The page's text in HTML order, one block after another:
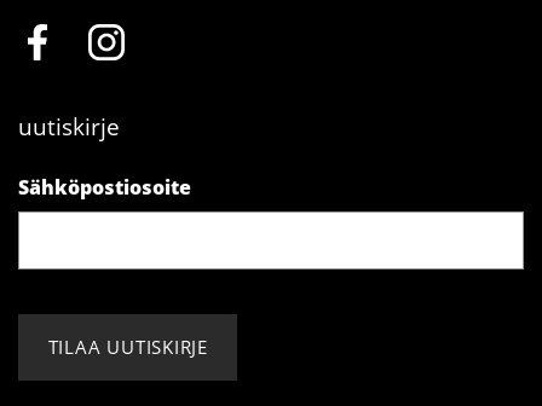
uutiskirje
Sähköpostiosoite